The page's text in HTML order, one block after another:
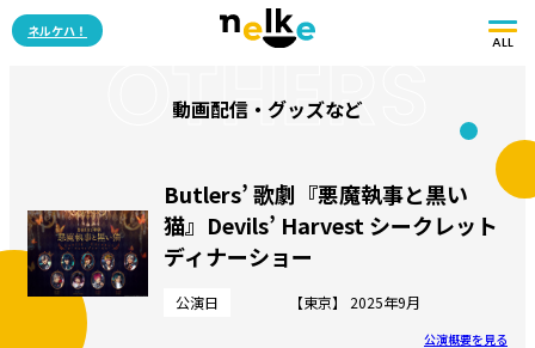
ネルケハ！
ALL
OTHERS
動画配信・グッズなど
Butlers’ 歌劇『悪魔執事と黒い
猫』Devils’ Harvest シークレット
ディナーショー
公演日 【東京】 2025年9月
公演概要を見る